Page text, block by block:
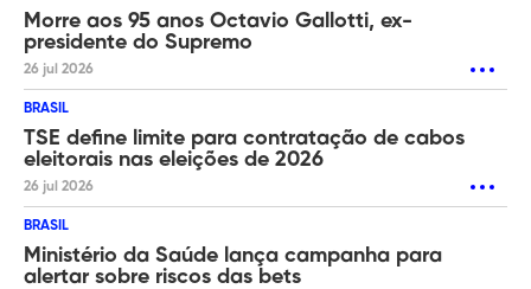
Morre aos 95 anos Octavio Gallotti, ex-
presidente do Supremo
26 jul 2026
BRASIL
TSE define limite para contratação de cabos
eleitorais nas eleições de 2026
26 jul 2026
BRASIL
Ministério da Saúde lança campanha para
alertar sobre riscos das bets